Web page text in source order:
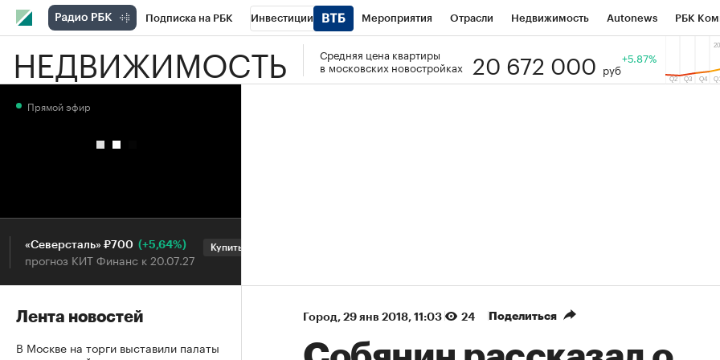
Подписка на РБК Инвестиции Мероприятия Отрасли Недвижимость Autonews РБК
РБК Вино Спорт Школа управления РБК РБК Образование Тренды
НЕДВИЖИМОСТЬ
Средняя цена квартиры
в московских новостройках
20 672 000 руб
+5.87%
Город⁠, 29 янв 2018, 11:03 24 Поделиться
Прямой эфир
«Северсталь» ₽700 (+5,64%)
прогноз КИТ Финанс к 20.07.27
Купить
Лента новостей
В Москве на торги выставили палаты